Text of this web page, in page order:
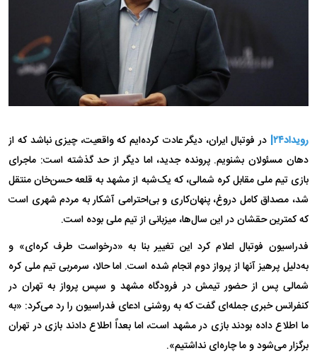
رویداد۲۴|
در فوتبال ایران، دیگر عادت کرده‌ایم که واقعیت، چیزی نباشد که از
دهان مسئولان بشنویم. پرونده جدید، اما دیگر از حد گذشته است: ماجرای
بازی تیم ملی مقابل کره شمالی، که یک‌شبه از مشهد به قلعه حسن‌خان منتقل
شد، مصداق کامل دروغ، پنهان‌کاری و بی‌احترامی آشکار به مردم شهری است
که کمترین حقشان در این سال‌ها، میزبانی از تیم ملی بوده است.
فدراسیون فوتبال اعلام کرد این تغییر بنا به «درخواست طرف کره‌ای» و
به‌دلیل پرهیز آنها از پرواز دوم انجام شده است. اما حالا، سرمربی تیم ملی کره
شمالی پس از حضور تیمش در فرودگاه مشهد و سپس پرواز به تهران در
کنفرانس خبری جمله‌ای گفت که به روشنی ادعای فدراسیون را رد می‌کرد: «به
ما اطلاع داده بودند بازی در مشهد است، اما بعداً اطلاع دادند بازی در تهران
برگزار می‌شود و ما چاره‌ای نداشتیم».